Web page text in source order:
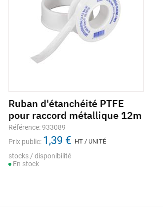
Ruban d'étanchéité PTFE
pour raccord métallique 12m
Référence: 933089
Prix public: 1,39 € HT / UNITÉ
stocks / disponibilité
En stock
Joint compteur DELTA
WATER BLUE bleu avec ACS
Référence: M021668
Prix public: 1,13 € HT / UNITÉ
Stock selon déclinaison